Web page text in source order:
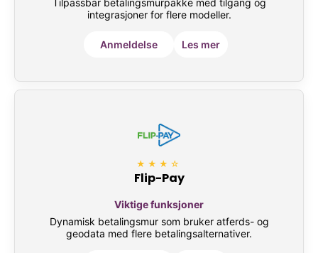
integrasjoner for flere modeller.
Anmeldelse Les mer
★★★☆
Flip-Pay
Viktige funksjoner
Dynamisk betalingsmur som bruker atferds- og
geodata med flere betalingsalternativer.